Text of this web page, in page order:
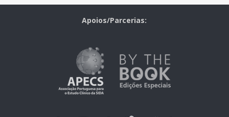
Apoios/Parcerias: